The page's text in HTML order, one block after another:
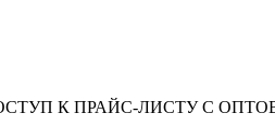
К ПРАЙС-ЛИСТУ С